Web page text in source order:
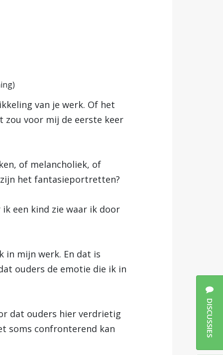
van je werk. Of het
zou voor mij de eerste keer
of melancholiek, of
het fantasieportretten?
een kind zie waar ik door
in mijn werk. En dat is
ouders de emotie die ik in
dat ouders hier verdrietig
soms confronterend kan
DISCUSSIES